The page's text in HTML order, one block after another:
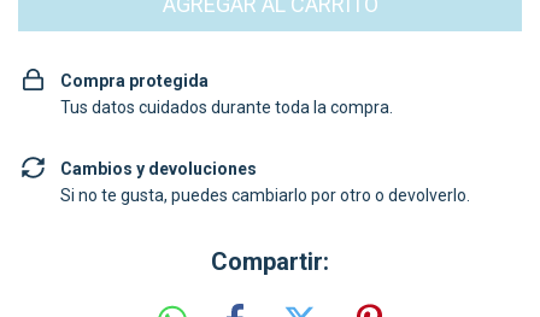
Compra protegida
Tus datos cuidados durante toda la compra.
Cambios y devoluciones
Si no te gusta, puedes cambiarlo por otro o devolverlo.
Compartir: